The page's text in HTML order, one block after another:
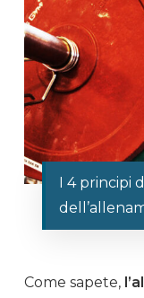
I 4 principi
Come sapete, l’